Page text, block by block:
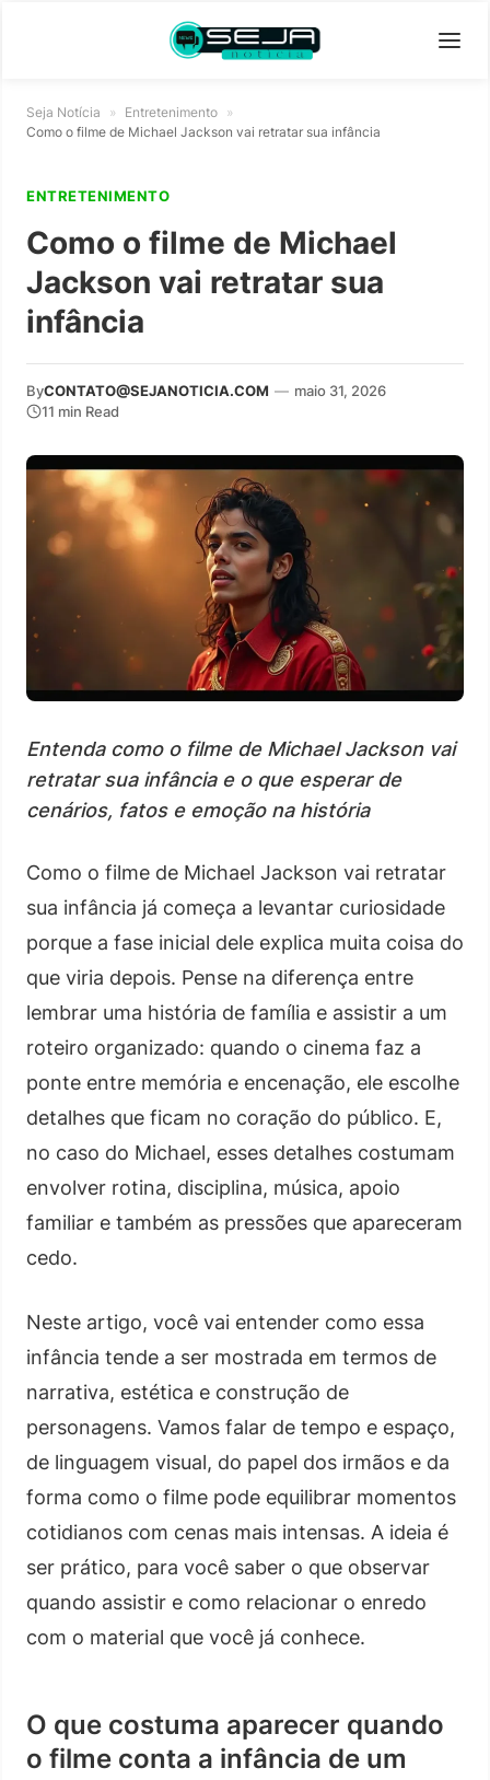
Seja Notícia » Entretenimento »
Como o filme de Michael Jackson vai retratar sua infância
ENTRETENIMENTO
Como o filme de Michael
Jackson vai retratar sua
infância
ByCONTATO@SEJANOTICIA.COM — maio 31, 2026
11 min Read
Entenda como o filme de Michael Jackson vai
retratar sua infância e o que esperar de
cenários, fatos e emoção na história
Como o filme de Michael Jackson vai retratar
sua infância já começa a levantar curiosidade
porque a fase inicial dele explica muita coisa do
que viria depois. Pense na diferença entre
lembrar uma história de família e assistir a um
roteiro organizado: quando o cinema faz a
ponte entre memória e encenação, ele escolhe
detalhes que ficam no coração do público. E,
no caso do Michael, esses detalhes costumam
envolver rotina, disciplina, música, apoio
familiar e também as pressões que apareceram
cedo.
Neste artigo, você vai entender como essa
infância tende a ser mostrada em termos de
narrativa, estética e construção de
personagens. Vamos falar de tempo e espaço,
de linguagem visual, do papel dos irmãos e da
forma como o filme pode equilibrar momentos
cotidianos com cenas mais intensas. A ideia é
ser prático, para você saber o que observar
quando assistir e como relacionar o enredo
com o material que você já conhece.
O que costuma aparecer quando
o filme conta a infância de um